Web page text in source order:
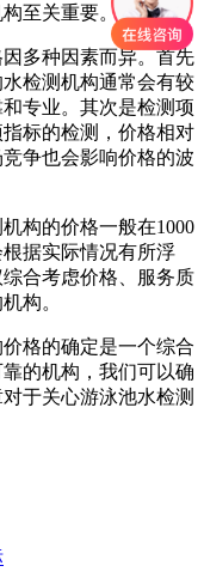
至关重要。
多种因素而异。首先
检测机构通常会有较
专业。其次是检测项
标的检测，价格相对
争也会影响价格的波
构的价格一般在1000
据实际情况有所浮
合考虑价格、服务质
构。
格的确定是一个综合
的机构，我们可以确
于关心游泳池水检测